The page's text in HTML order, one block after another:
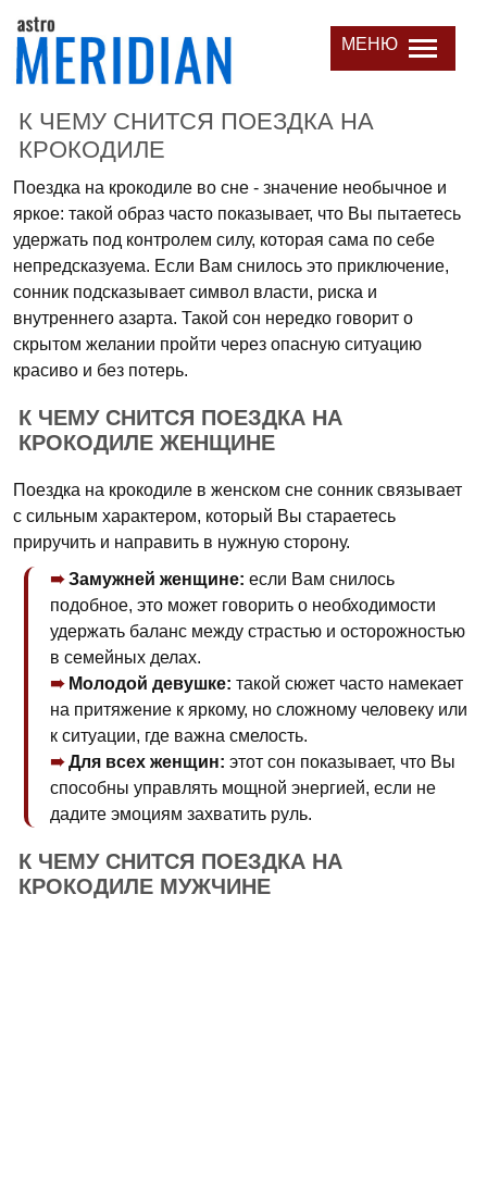
МЕНЮ
К ЧЕМУ СНИТСЯ ПОЕЗДКА НА
КРОКОДИЛЕ
Поездка на крокодиле во сне - значение необычное и
яркое: такой образ часто показывает, что Вы пытаетесь
удержать под контролем силу, которая сама по себе
непредсказуема. Если Вам снилось это приключение,
сонник подсказывает символ власти, риска и
внутреннего азарта. Такой сон нередко говорит о
скрытом желании пройти через опасную ситуацию
красиво и без потерь.
К ЧЕМУ СНИТСЯ ПОЕЗДКА НА
КРОКОДИЛЕ ЖЕНЩИНЕ
Поездка на крокодиле в женском сне сонник связывает
с сильным характером, который Вы стараетесь
приручить и направить в нужную сторону.
Замужней женщине: если Вам снилось
подобное, это может говорить о необходимости
удержать баланс между страстью и осторожностью
в семейных делах.
Молодой девушке: такой сюжет часто намекает
на притяжение к яркому, но сложному человеку или
к ситуации, где важна смелость.
Для всех женщин: этот сон показывает, что Вы
способны управлять мощной энергией, если не
дадите эмоциям захватить руль.
К ЧЕМУ СНИТСЯ ПОЕЗДКА НА
КРОКОДИЛЕ МУЖЧИНЕ